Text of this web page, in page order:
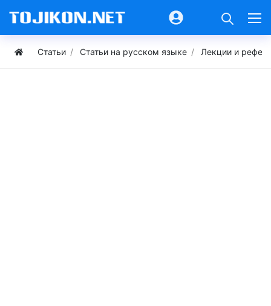
Статьи Статьи на русском языке Лекции и